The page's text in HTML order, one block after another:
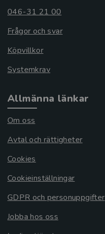
046-31 21 00
Frågor och svar
Köpvillkor
Systemkrav
Allmänna länkar
Om oss
Avtal och rättigheter
Cookies
Cookieinställningar
GDPR och personuppgifter
Jobba hos oss